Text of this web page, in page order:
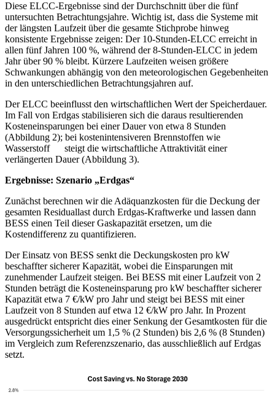
Diese ELCC-Ergebnisse sind der Durchschnitt über die fünf
untersuchten Betrachtungsjahre. Wichtig ist, dass die Systeme mit
der längsten Laufzeit über die gesamte Stichprobe hinweg
konsistente Ergebnisse zeigen: Der 10-Stunden-ELCC erreicht in
allen fünf Jahren 100 %, während der 8-Stunden-ELCC in jedem
Jahr über 90 % bleibt. Kürzere Laufzeiten weisen größere
Schwankungen abhängig von den meteorologischen Gegebenheiten
in den unterschiedlichen Betrachtungsjahren auf.
Der ELCC beeinflusst den wirtschaftlichen Wert der Speicherdauer.
Im Fall von Erdgas stabilisieren sich die daraus resultierenden
Kosteneinsparungen bei einer Dauer von etwa 8 Stunden
(Abbildung 2); bei kostenintensiveren Brennstoffen wie
Wasserstoff steigt die wirtschaftliche Attraktivität einer
verlängerten Dauer (Abbildung 3).
Ergebnisse: Szenario „Erdgas“
Zunächst berechnen wir die Adäquanzkosten für die Deckung der
gesamten Residuallast durch Erdgas-Kraftwerke und lassen dann
BESS einen Teil dieser Gaskapazität ersetzen, um die
Kostendifferenz zu quantifizieren.
Der Einsatz von BESS senkt die Deckungskosten pro kW
beschaffter sicherer Kapazität, wobei die Einsparungen mit
zunehmender Laufzeit steigen. Bei BESS mit einer Laufzeit von 2
Stunden beträgt die Kosteneinsparung pro kW beschaffter sicherer
Kapazität etwa 7 €/kW pro Jahr und steigt bei BESS mit einer
Laufzeit von 8 Stunden auf etwa 12 €/kW pro Jahr. In Prozent
ausgedrückt entspricht dies einer Senkung der Gesamtkosten für die
Versorgungssicherheit um 1,5 % (2 Stunden) bis 2,6 % (8 Stunden)
im Vergleich zum Referenzszenario, das ausschließlich auf Erdgas
setzt.